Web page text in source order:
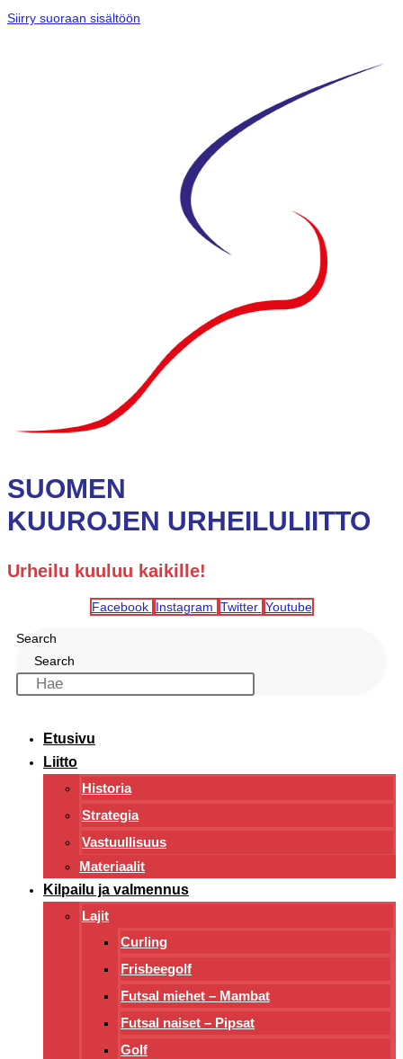
Siirry suoraan sisältöön
SUOMEN
KUUROJEN URHEILULIITTO
Urheilu kuuluu kaikille!
Facebook Instagram Twitter Youtube
Search
Search
Etusivu
Liitto
Historia
Strategia
Vastuullisuus
Materiaalit
Kilpailu ja valmennus
Lajit
Curling
Frisbeegolf
Futsal miehet – Mambat
Futsal naiset – Pipsat
Golf